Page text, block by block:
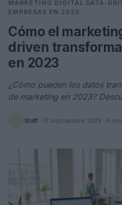
MARKETING DIGITAL DATA-
EMPRESAS EN 2023
Cómo el
driven
en 2023
¿Cómo pueden los datos
de marketing en 2023?
Staff · 17 septiembre 2025 · 4 min